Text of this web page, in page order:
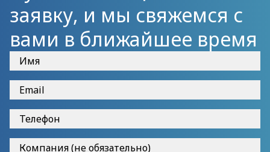
заявку, и мы свяжемся с
вами в ближайшее время